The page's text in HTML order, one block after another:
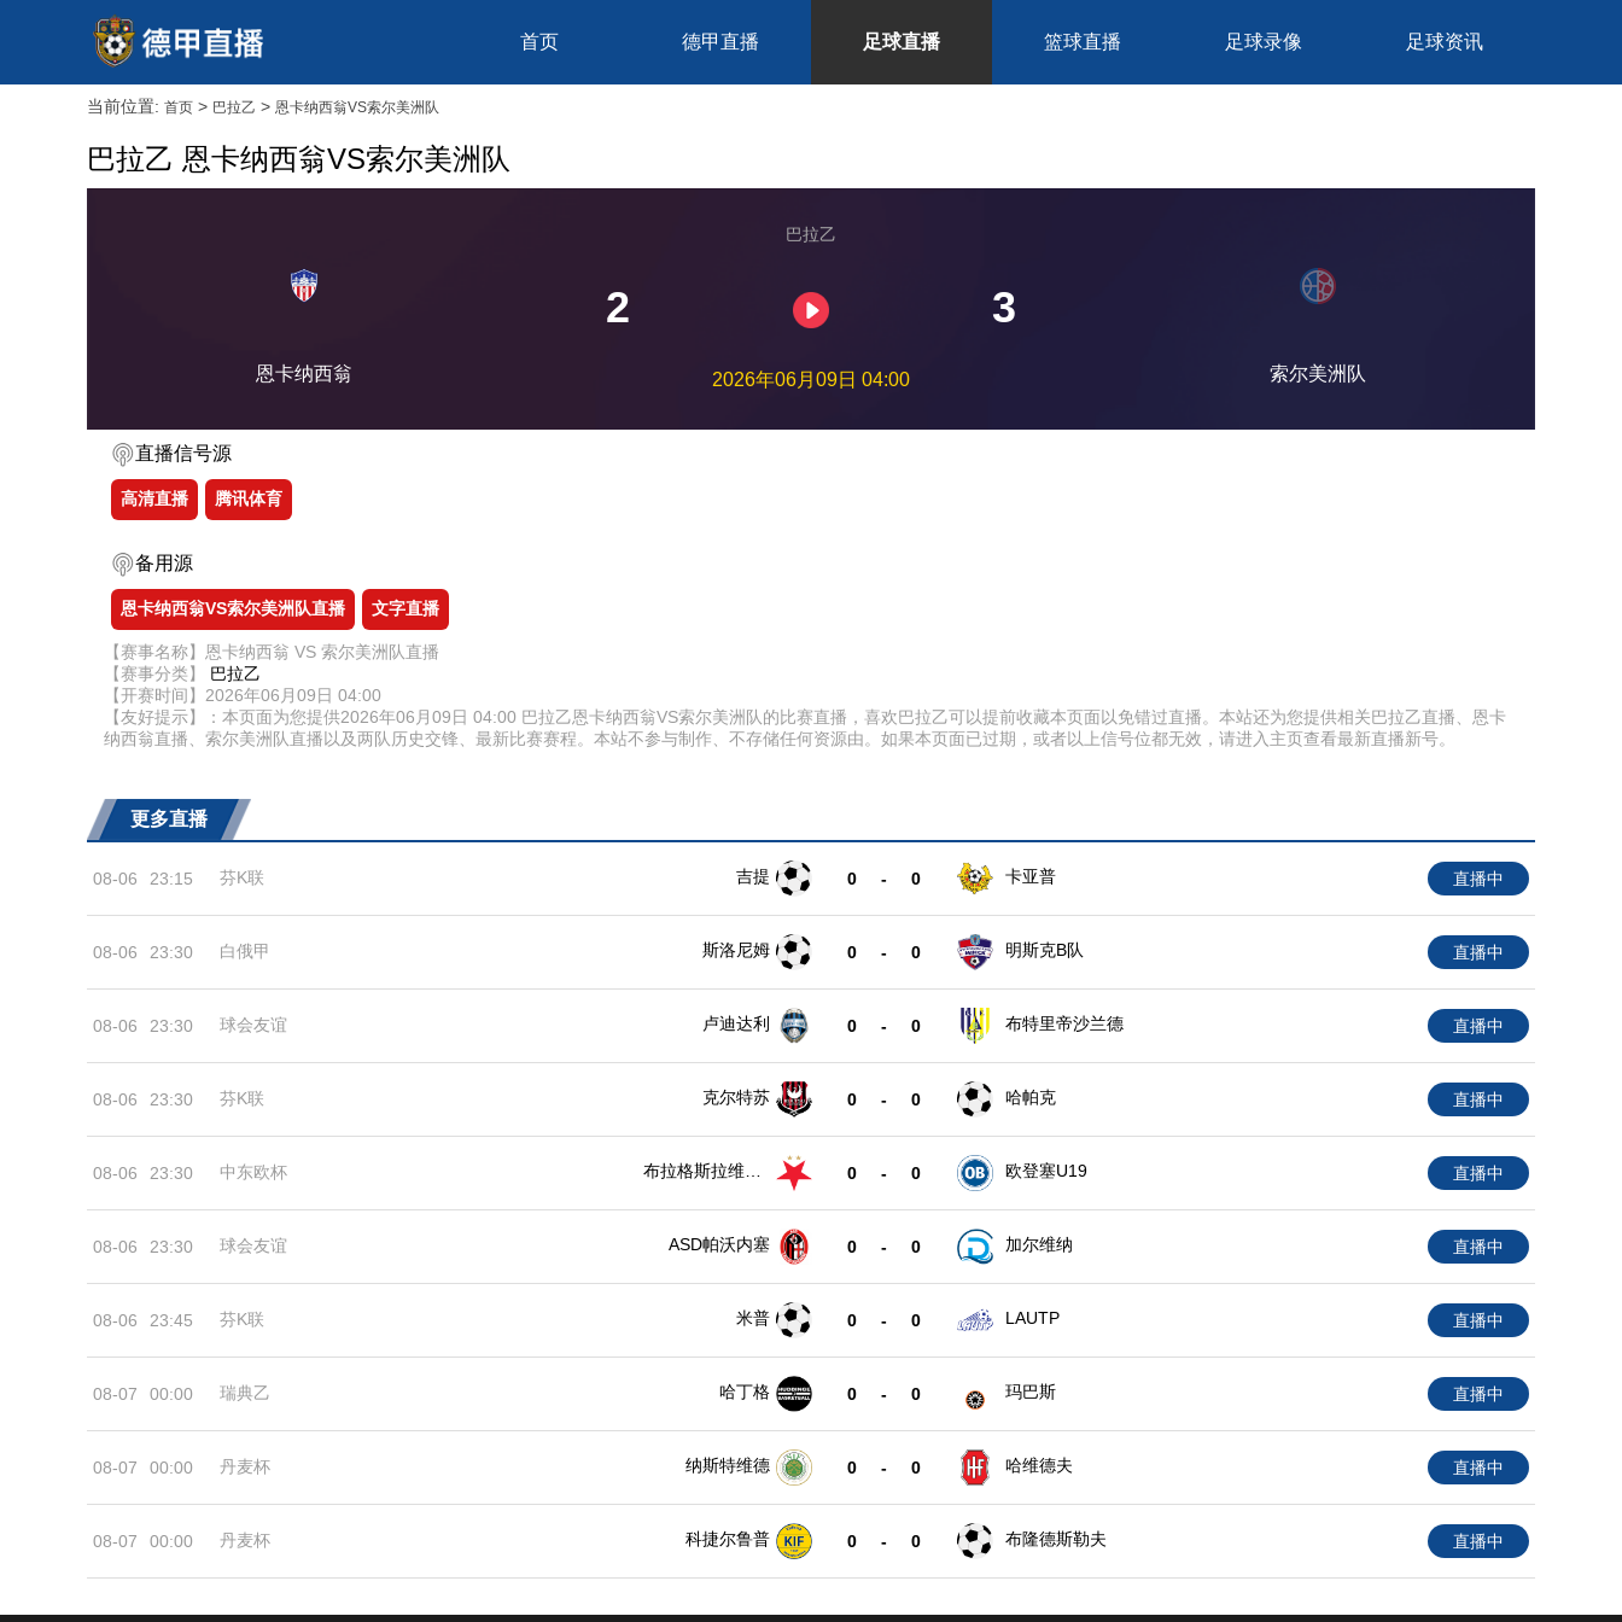
首页 德甲直播 足球直播 篮球直播 足球录像 足球资讯
当前位置: 首页 > 巴拉乙 > 恩卡纳西翁VS索尔美洲队
巴拉乙 恩卡纳西翁VS索尔美洲队
恩卡纳西翁
巴拉乙
2 3
2026年06月09日 04:00 索尔美洲队
直播信号源
高清直播 腾讯体育
备用源
恩卡纳西翁VS索尔美洲队直播 文字直播
【赛事名称】恩卡纳西翁 VS 索尔美洲队直播
【赛事分类】 巴拉乙
【开赛时间】2026年06月09日 04:00
【友好提示】：本页面为您提供2026年06月09日 04:00 巴拉乙恩卡纳西翁VS索尔美洲队的比赛直播，喜欢巴拉乙可以提前收藏本页面以免错过直播。本站还为您提供相关巴拉乙直播、恩卡
纳西翁直播、索尔美洲队直播以及两队历史交锋、最新比赛赛程。本站不参与制作、不存储任何资源由。如果本页面已过期，或者以上信号位都无效，请进入主页查看最新直播新号。
更多直播
08-06 23:15 芬K联 吉提 0 - 0 卡亚普 直播中
08-06 23:30 白俄甲 斯洛尼姆 0 - 0 明斯克B队 直播中
08-06 23:30 球会友谊 卢迪达利 0 - 0 布特里帝沙兰德 直播中
08-06 23:30 芬K联 克尔特苏 0 - 0 哈帕克 直播中
08-06 23:30 中东欧杯
布拉格斯拉维亚
0 - 0 欧登塞U19 直播中
08-06 23:30 球会友谊 ASD帕沃内塞 0 - 0 加尔维纳 直播中
08-06 23:45 芬K联 米普 0 - 0 LAUTP 直播中
08-07 00:00 瑞典乙 哈丁格 0 - 0 玛巴斯 直播中
08-07 00:00 丹麦杯 纳斯特维德 0 - 0 哈维德夫 直播中
08-07 00:00 丹麦杯 科捷尔鲁普 0 - 0 布隆德斯勒夫 直播中